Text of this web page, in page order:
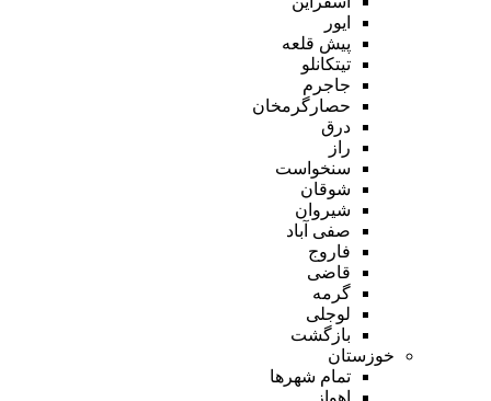
ایور
پیش قلعه
تیتکانلو
جاجرم
حصارگرمخان
درق
راز
سنخواست
شوقان
شیروان
صفی آباد
فاروج
قاضی
گرمه
لوجلی
بازگشت
خوزستان
تمام شهر‌ها
اهواز